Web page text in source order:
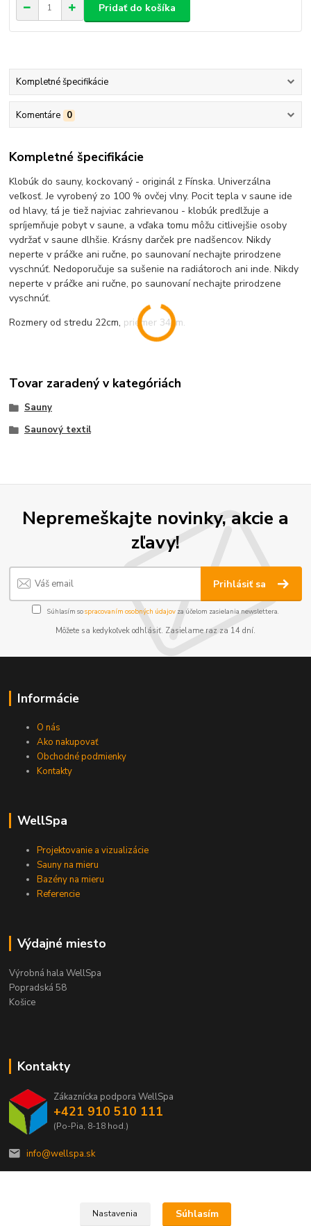
Pridať do košíka
Kompletné špecifikácie
Komentáre 0
Kompletné špecifikácie
Klobúk do sauny, kockovaný - originál z Fínska. Univerzálna
veľkosť. Je vyrobený zo 100 % ovčej vlny. Pocit tepla v saune ide
od hlavy, tá je tiež najviac zahrievanou - klobúk predlžuje a
spríjemňuje pobyt v saune, a vďaka tomu môžu citlivejšie osoby
vydržať v saune dlhšie. Krásny darček pre nadšencov. Nikdy
neperte v práčke ani ručne, po saunovaní nechajte prirodzene
vyschnúť. Nedoporučuje sa sušenie na radiátoroch ani inde. Nikdy
neperte v práčke ani ručne, po saunovaní nechajte prirodzene
vyschnúť.
Rozmery od stredu 22cm, priemer 34cm.
Tovar zaradený v kategóriách
Sauny
Saunový textil
Nepremeškajte novinky, akcie a
zľavy!
Prihlásiť sa
Súhlasím sospracovaním osobných údajov za účelom zasielania newslettera.
Môžete sa kedykoľvek odhlásiť. Zasielame raz za 14 dní.
Informácie
O nás
Ako nakupovať
Obchodné podmienky
Kontakty
WellSpa
Projektovanie a vizualizácie
Sauny na mieru
Bazény na mieru
Referencie
Výdajné miesto
Výrobná hala WellSpa
Popradská 58
Košice
Kontakty
Zákaznícka podpora WellSpa
+421 910 510 111
(Po-Pia, 8-18 hod.)
info@wellspa.sk
Nastavenia Súhlasím